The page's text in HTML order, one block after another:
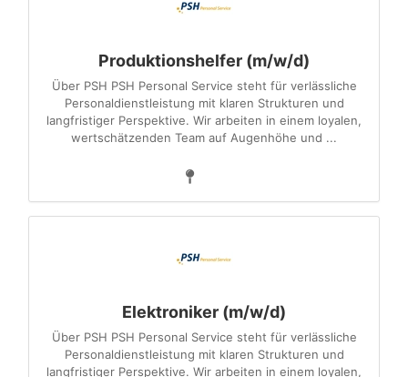
Produktionshelfer (m/w/d)
Über PSH PSH Personal Service steht für verlässliche
Personaldienstleistung mit klaren Strukturen und
langfristiger Perspektive. Wir arbeiten in einem loyalen,
wertschätzenden Team auf Augenhöhe und ...
Elektroniker (m/w/d)
Über PSH PSH Personal Service steht für verlässliche
Personaldienstleistung mit klaren Strukturen und
langfristiger Perspektive. Wir arbeiten in einem loyalen,